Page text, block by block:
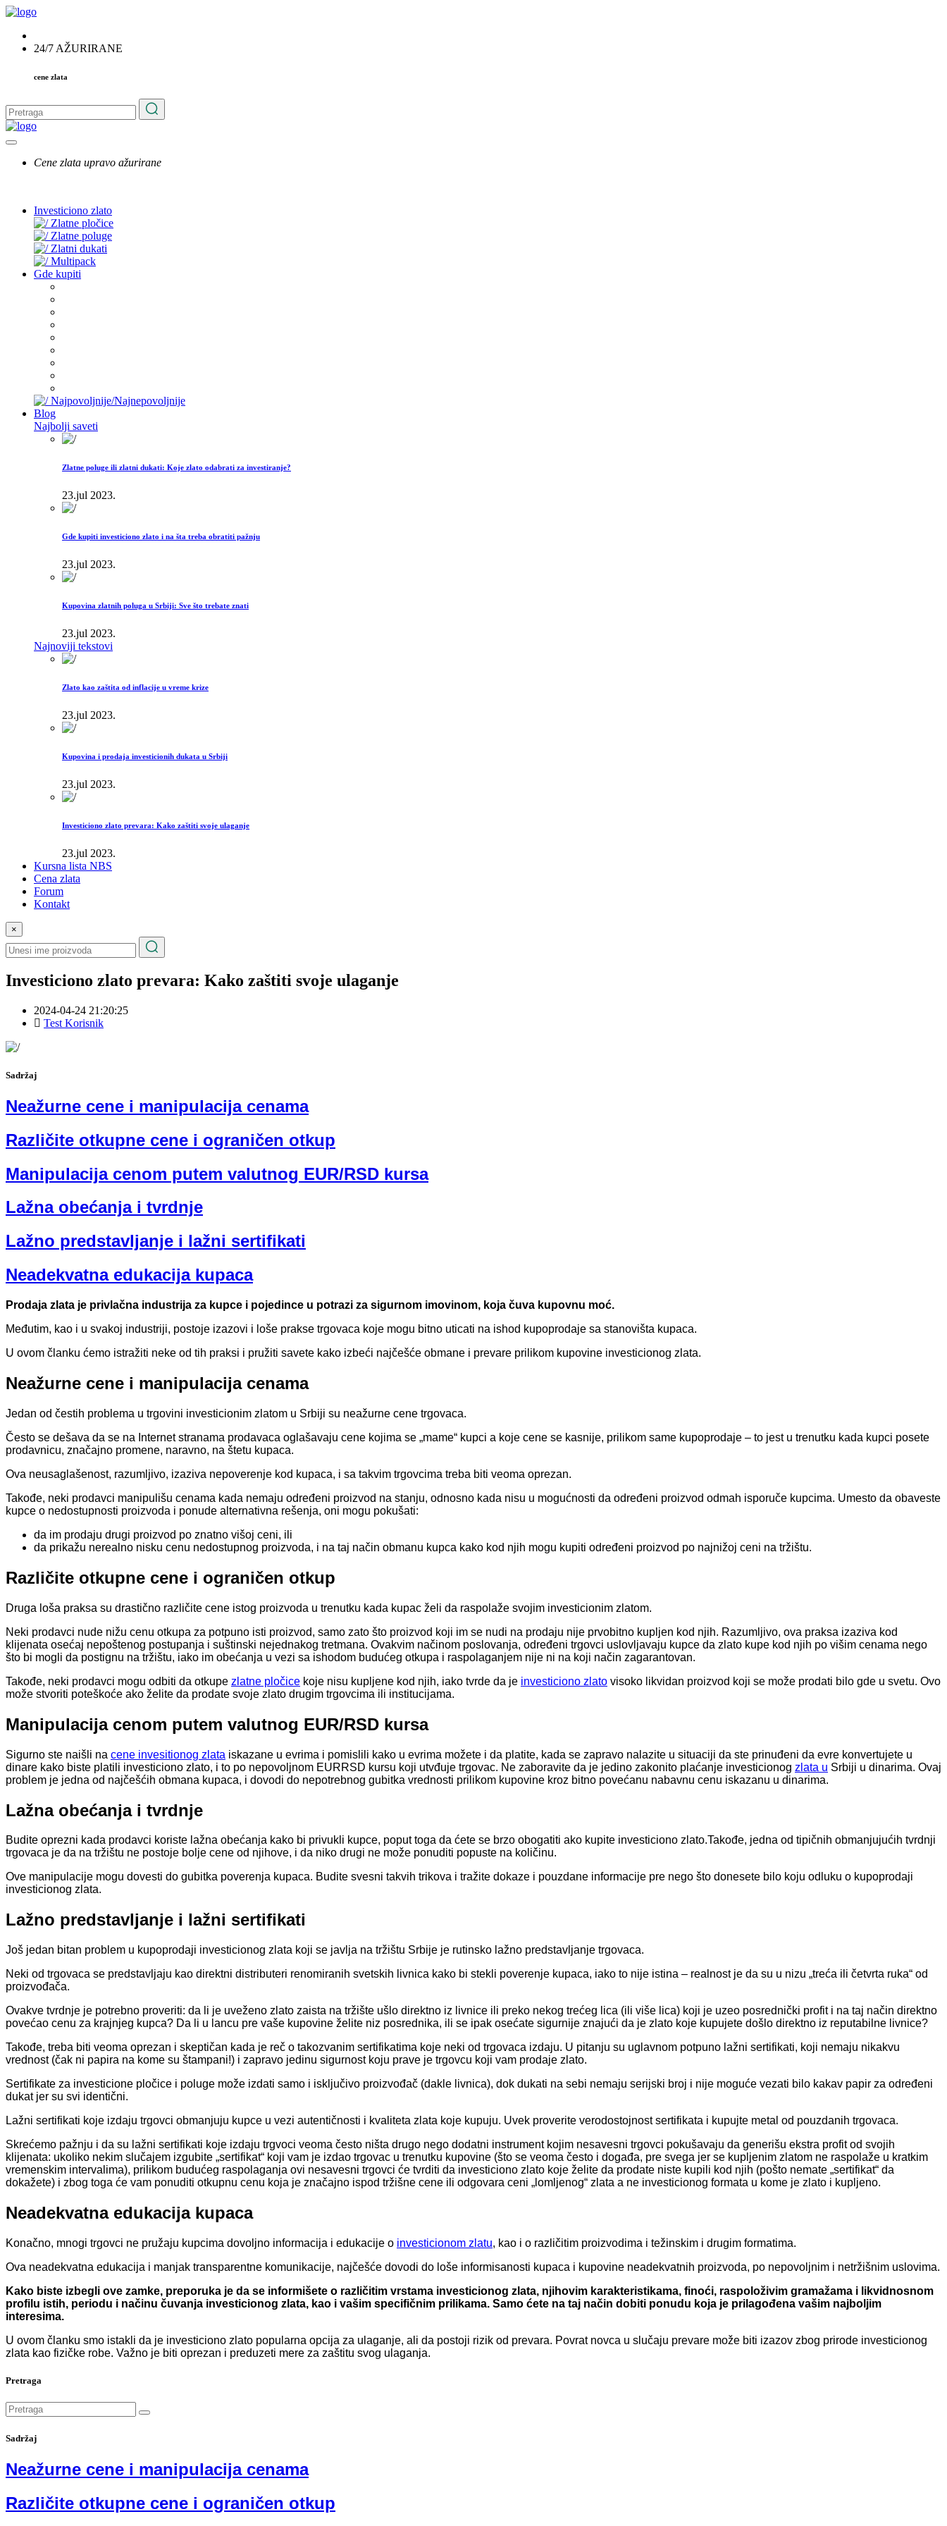
24/7 AŽURIRANE
cene zlata
Cene zlata upravo ažurirane
Investiciono zlato
Zlatne pločice
Zlatne poluge
Zlatni dukati
Multipack
Gde kupiti
Najpovoljnije/Najnepovoljnije
Blog
Najbolji saveti
Zlatne poluge ili zlatni dukati: Koje zlato odabrati za investiranje?
23.jul 2023.
Gde kupiti investiciono zlato i na šta treba obratiti pažnju
23.jul 2023.
Kupovina zlatnih poluga u Srbiji: Sve što trebate znati
23.jul 2023.
Najnoviji tekstovi
Zlato kao zaštita od inflacije u vreme krize
23.jul 2023.
Kupovina i prodaja investicionih dukata u Srbiji
23.jul 2023.
Investiciono zlato prevara: Kako zaštiti svoje ulaganje
23.jul 2023.
Kursna lista NBS
Cena zlata
Forum
Kontakt
×
Investiciono zlato prevara: Kako zaštiti svoje ulaganje
2024-04-24 21:20:25
Test Korisnik
Sadržaj
Neažurne cene i manipulacija cenama
Različite otkupne cene i ograničen otkup
Manipulacija cenom putem valutnog EUR/RSD kursa
Lažna obećanja i tvrdnje
Lažno predstavljanje i lažni sertifikati
Neadekvatna edukacija kupaca
Prodaja zlata je privlačna industrija za kupce i pojedince u potrazi za sigurnom imovinom, koja čuva kupovnu moć.
Međutim, kao i u svakoj industriji, postoje izazovi i loše prakse trgovaca koje mogu bitno uticati na ishod kupoprodaje sa stanovišta kupaca.
U ovom članku ćemo istražiti neke od tih praksi i pružiti savete kako izbeći najčešće obmane i prevare prilikom kupovine investicionog zlata.
Neažurne cene i manipulacija cenama
Jedan od čestih problema u trgovini investicionim zlatom u Srbiji su neažurne cene trgovaca.
Često se dešava da se na Internet stranama prodavaca oglašavaju cene kojima se „mame“ kupci a koje cene se kasnije, prilikom same kupoprodaje – to jest u trenutku kada kupci posete
prodavnicu, značajno promene, naravno, na štetu kupaca.
Ova neusaglašenost, razumljivo, izaziva nepoverenje kod kupaca, i sa takvim trgovcima treba biti veoma oprezan.
Takođe, neki prodavci manipulišu cenama kada nemaju određeni proizvod na stanju, odnosno kada nisu u mogućnosti da određeni proizvod odmah isporuče kupcima. Umesto da obaveste
kupce o nedostupnosti proizvoda i ponude alternativna rešenja, oni mogu pokušati:
da im prodaju drugi proizvod po znatno višoj ceni, ili
da prikažu nerealno nisku cenu nedostupnog proizvoda, i na taj način obmanu kupca kako kod njih mogu kupiti određeni proizvod po najnižoj ceni na tržištu.
Različite otkupne cene i ograničen otkup
Druga loša praksa su drastično različite cene istog proizvoda u trenutku kada kupac želi da raspolaže svojim investicionim zlatom.
Neki prodavci nude nižu cenu otkupa za potpuno isti proizvod, samo zato što proizvod koji im se nudi na prodaju nije prvobitno kupljen kod njih. Razumljivo, ova praksa izaziva kod
klijenata osećaj nepoštenog postupanja i suštinski nejednakog tretmana. Ovakvim načinom poslovanja, određeni trgovci uslovljavaju kupce da zlato kupe kod njih po višim cenama nego
što bi mogli da postignu na tržištu, iako im obećanja u vezi sa ishodom budućeg otkupa i raspolaganjem nije ni na koji način zagarantovan.
Takođe, neki prodavci mogu odbiti da otkupe zlatne pločice koje nisu kupljene kod njih, iako tvrde da je investiciono zlato visoko likvidan proizvod koji se može prodati bilo gde u svetu. Ovo
može stvoriti poteškoće ako želite da prodate svoje zlato drugim trgovcima ili institucijama.
Manipulacija cenom putem valutnog EUR/RSD kursa
Sigurno ste naišli na cene invesitionog zlata iskazane u evrima i pomislili kako u evrima možete i da platite, kada se zapravo nalazite u situaciji da ste prinuđeni da evre konvertujete u
dinare kako biste platili investiciono zlato, i to po nepovoljnom EURRSD kursu koji utvđuje trgovac. Ne zaboravite da je jedino zakonito plaćanje investicionog zlata u Srbiji u dinarima. Ovaj
problem je jedna od najčešćih obmana kupaca, i dovodi do nepotrebnog gubitka vrednosti prilikom kupovine kroz bitno povećanu nabavnu cenu iskazanu u dinarima.
Lažna obećanja i tvrdnje
Budite oprezni kada prodavci koriste lažna obećanja kako bi privukli kupce, poput toga da ćete se brzo obogatiti ako kupite investiciono zlato.Takođe, jedna od tipičnih obmanjujućih tvrdnji
trgovaca je da na tržištu ne postoje bolje cene od njihove, i da niko drugi ne može ponuditi popuste na količinu.
Ove manipulacije mogu dovesti do gubitka poverenja kupaca. Budite svesni takvih trikova i tražite dokaze i pouzdane informacije pre nego što donesete bilo koju odluku o kupoprodaji
investicionog zlata.
Lažno predstavljanje i lažni sertifikati
Još jedan bitan problem u kupoprodaji investicionog zlata koji se javlja na tržištu Srbije je rutinsko lažno predstavljanje trgovaca.
Neki od trgovaca se predstavljaju kao direktni distributeri renomiranih svetskih livnica kako bi stekli poverenje kupaca, iako to nije istina – realnost je da su u nizu „treća ili četvrta ruka“ od
proizvođača.
Ovakve tvrdnje je potrebno proveriti: da li je uveženo zlato zaista na tržište ušlo direktno iz livnice ili preko nekog trećeg lica (ili više lica) koji je uzeo posrednički profit i na taj način direktno
povećao cenu za krajnjeg kupca? Da li u lancu pre vaše kupovine želite niz posrednika, ili se ipak osećate sigurnije znajući da je zlato koje kupujete došlo direktno iz reputabilne livnice?
Takođe, treba biti veoma oprezan i skeptičan kada je reč o takozvanim sertifikatima koje neki od trgovaca izdaju. U pitanju su uglavnom potpuno lažni sertifikati, koji nemaju nikakvu
vrednost (čak ni papira na kome su štampani!) i zapravo jedinu sigurnost koju prave je trgovcu koji vam prodaje zlato.
Sertifikate za investicione pločice i poluge može izdati samo i isključivo proizvođač (dakle livnica), dok dukati na sebi nemaju serijski broj i nije moguće vezati bilo kakav papir za određeni
dukat jer su svi identični.
Lažni sertifikati koje izdaju trgovci obmanjuju kupce u vezi autentičnosti i kvaliteta zlata koje kupuju. Uvek proverite verodostojnost sertifikata i kupujte metal od pouzdanih trgovaca.
Skrećemo pažnju i da su lažni sertifikati koje izdaju trgvoci veoma često ništa drugo nego dodatni instrument kojim nesavesni trgovci pokušavaju da generišu ekstra profit od svojih
klijenata: ukoliko nekim slučajem izgubite „sertifikat“ koji vam je izdao trgovac u trenutku kupovine (što se veoma često i događa, pre svega jer se kupljenim zlatom ne raspolaže u kratkim
vremenskim intervalima), prilikom budućeg raspolaganja ovi nesavesni trgovci će tvrditi da investiciono zlato koje želite da prodate niste kupili kod njih (pošto nemate „sertifikat“ da
dokažete) i zbog toga će vam ponuditi otkupnu cenu koja je značajno ispod tržišne cene ili odgovara ceni „lomljenog“ zlata a ne investicionog formata u kome je zlato i kupljeno.
Neadekvatna edukacija kupaca
Konačno, mnogi trgovci ne pružaju kupcima dovoljno informacija i edukacije o investicionom zlatu, kao i o različitim proizvodima i težinskim i drugim formatima.
Ova neadekvatna edukacija i manjak transparentne komunikacije, najčešće dovodi do loše informisanosti kupaca i kupovine neadekvatnih proizvoda, po nepovoljnim i netržišnim uslovima.
Kako biste izbegli ove zamke, preporuka je da se informišete o različitim vrstama investicionog zlata, njihovim karakteristikama, finoći, raspoloživim gramažama i likvidnosnom
profilu istih, periodu i načinu čuvanja investicionog zlata, kao i vašim specifičnim prilikama. Samo ćete na taj način dobiti ponudu koja je prilagođena vašim najboljim
interesima.
U ovom članku smo istakli da je investiciono zlato popularna opcija za ulaganje, ali da postoji rizik od prevara. Povrat novca u slučaju prevare može biti izazov zbog prirode investicionog
zlata kao fizičke robe. Važno je biti oprezan i preduzeti mere za zaštitu svog ulaganja.
Pretraga
Sadržaj
Neažurne cene i manipulacija cenama
Različite otkupne cene i ograničen otkup